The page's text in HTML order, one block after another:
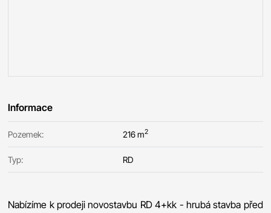
Informace
Pozemek: 216 m2
Typ: RD
Nabízíme k prodeji novostavbu RD 4+kk - hrubá stavba před